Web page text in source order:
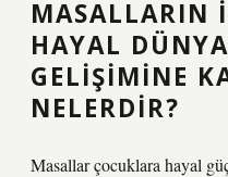
MASALLARIN
HAYAL
GELIŞIMINE
NELERDIR?
Masallar çocuklara hayal